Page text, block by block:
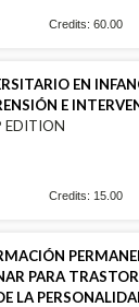
Credits: 60.00
EN
E
EDITION
Credits: 15.00
PARA
LA